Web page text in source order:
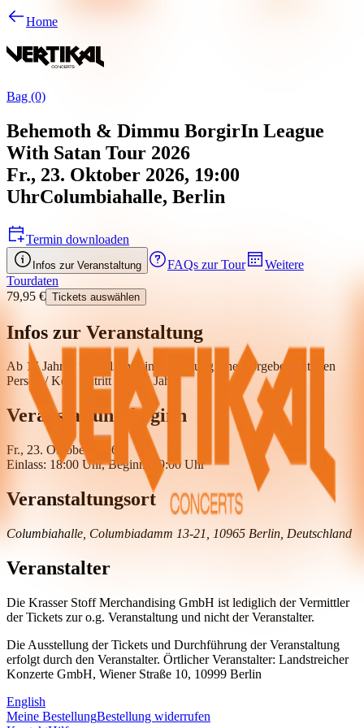
Home
Bag (0)
Behemoth & Dimmu BorgirIn League
With Satan Tour 2026
Fr., 23. Oktober 2026, 19:00
UhrColumbiahalle, Berlin
Termin downloaden
Infos zur Veranstaltung FAQs zur Tour
Weitere
Tourdaten
79,95 € Tickets auswählen
Infos zur Veranstaltung
Ab 16 Jahre / unter 16 nur in Begleitung einer sorgeberechtigten
Person / Kein Zutritt unter 6 Jahre
Veranstaltungsbeginn
Fr., 23. Oktober 2026
Einlass: 18:00 Uhr, Beginn: 19:00 Uhr
Veranstaltungsort
Columbiahalle, Columbiadamm 13-21, 10965 Berlin, Deutschland
Veranstalter
Die Krasser Stoff Merchandising GmbH ist lediglich der Vermittler
der Tickets zur o.g. Veranstaltung und nicht der Veranstalter.
Die Ausstellung der Tickets und Durchführung der Veranstaltung
erfolgt durch den Veranstalter. Örtlicher Veranstalter: Landstreicher
Konzerte GmbH, Wiener Straße 10, 10999 Berlin
English
Meine BestellungBestellung widerrufen